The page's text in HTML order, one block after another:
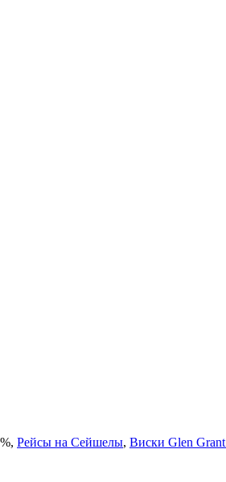
Рейсы на Сейшелы, Виски Glen